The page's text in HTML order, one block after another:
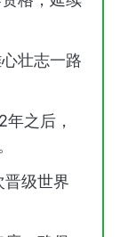
壮志一路
之后，
晋级世界